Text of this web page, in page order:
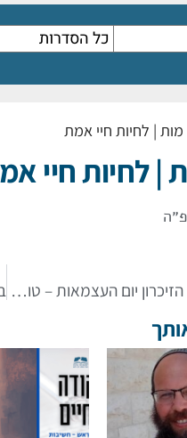
| לחיות חיי אמת
| לחיות חיי
תזריע | יום הזיכרון יום העצמאות – טומאה ולידה, מה הקשר?